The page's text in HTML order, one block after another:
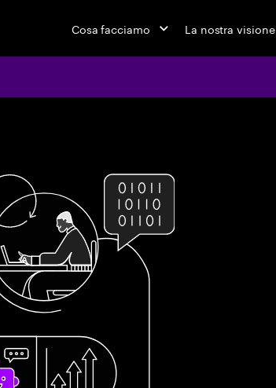
Cosa facciamo La nostra visione